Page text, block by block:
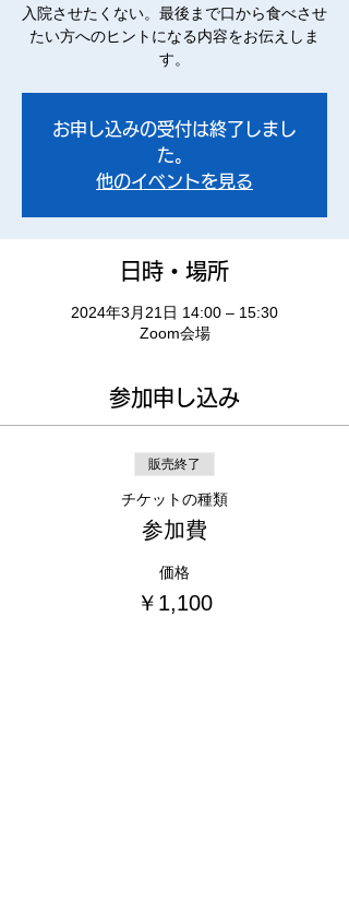
入院させたくない。最後まで口から食べさせ
たい方へのヒントになる内容をお伝えしま
す。
お申し込みの受付は終了しまし
た。
他のイベントを見る
日時・場所
2024年3月21日 14:00 – 15:30
Zoom会場
参加申し込み
販売終了
チケットの種類
参加費
価格
￥1,100